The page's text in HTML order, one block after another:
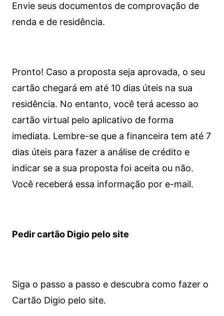
Envie seus documentos de comprovação de
renda e de residência.
Pronto! Caso a proposta seja aprovada, o seu
cartão chegará em até 10 dias úteis na sua
residência. No entanto, você terá acesso ao
cartão virtual pelo aplicativo de forma
imediata. Lembre-se que a financeira tem até 7
dias úteis para fazer a análise de crédito e
indicar se a sua proposta foi aceita ou não.
Você receberá essa informação por e-mail.
Pedir cartão Digio pelo site
Siga o passo a passo e descubra como fazer o
Cartão Digio pelo site.